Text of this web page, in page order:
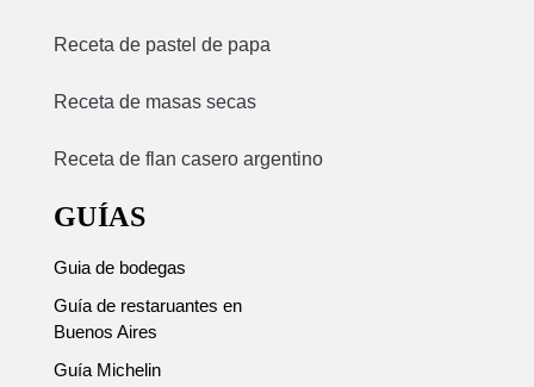
Receta de pastel de papa
Receta de masas secas
Receta de flan casero argentino
GUÍAS
Guia de bodegas
Guía de restaruantes en
Buenos Aires
Guía Michelin